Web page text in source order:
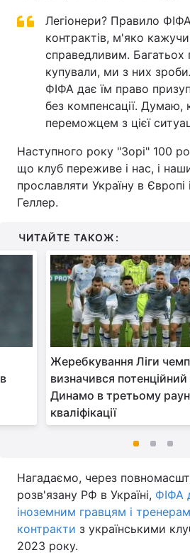
Легіонери? Правило
контрактів, м'яко
справедливим. Багатьох
купували, ми з них
ФІФА дає їм право
без компенсації. Думаю,
переможцем з цієї
Наступного року "Зорі" 100
що клуб переживе і нас, і
прославляти Україну в Європі
Геллер.
ЧИТАЙТЕ ТАКОЖ:
Жеребкування Ліги
визначився
Динамо в третьому
кваліфікації
Нагадаємо, через
розв'язану РФ в Україні, ФІФА
іноземним гравцям і
контракти з українськими
2023 року.